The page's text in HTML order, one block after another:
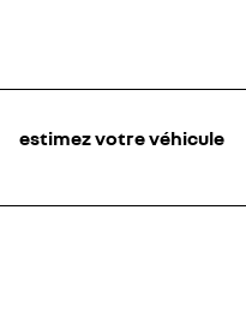
estimez votre véhicule